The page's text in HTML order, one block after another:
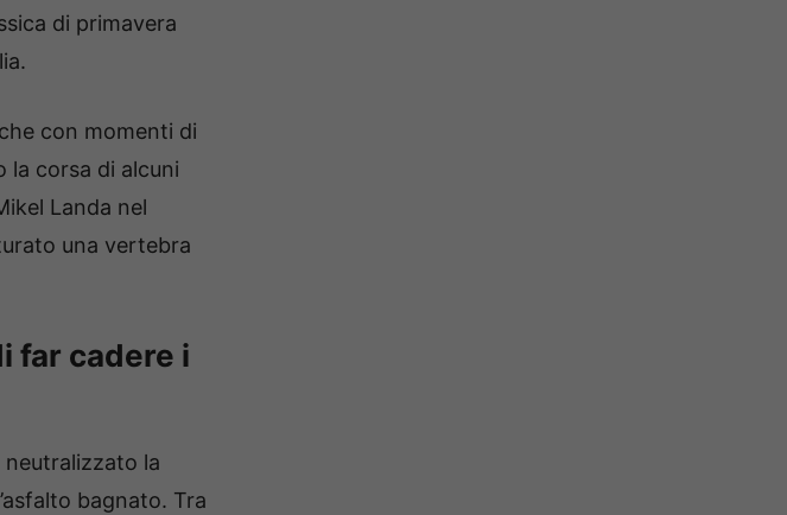
di primavera
con momenti di
la corsa di alcuni
Landa nel
una vertebra
far cadere i
la
bagnato. Tra